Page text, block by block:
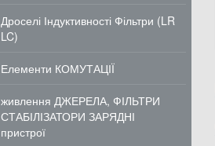
Дроселі Індуктивності Фільтри (LR
LC)
Елементи КОМУТАЦІЇ
живлення ДЖЕРЕЛА, ФІЛЬТРИ
СТАБІЛІЗАТОРИ ЗАРЯДНІ
пристрої